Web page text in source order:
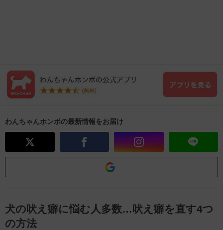
わんちゃんホンポの最新情報をお届け
犬の吠え癖に悩む人多数…吠え癖を直す4つ
の方法